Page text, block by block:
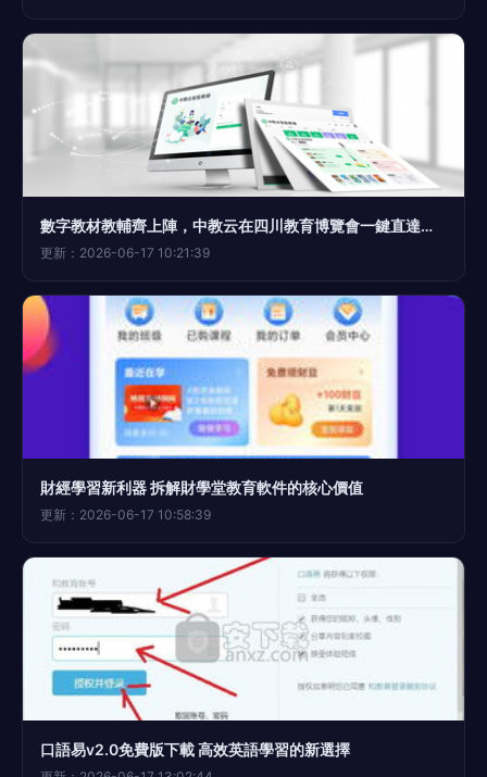
數字教材教輔齊上陣，中教云在四川教育博覽會一鍵直達智慧課堂
更新：2026-06-17 10:21:39
財經學習新利器 拆解財學堂教育軟件的核心價值
更新：2026-06-17 10:58:39
口語易v2.0免費版下載 高效英語學習的新選擇